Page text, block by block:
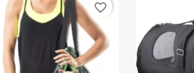
favorite_border